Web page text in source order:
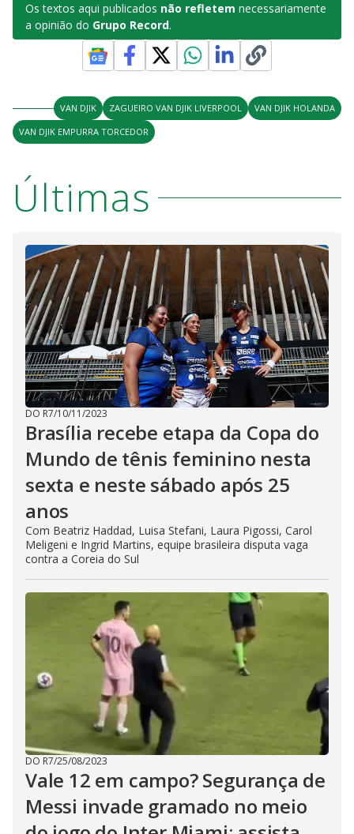
Os textos aqui publicados não refletem necessariamente
a opinião do Grupo Record.
VAN DJIK ZAGUEIRO VAN DJIK LIVERPOOL
VAN DJIK HOLANDA
VAN DJIK EMPURRA TORCEDOR
Últimas
DO R7/10/11/2023
Brasília recebe etapa da Copa do
Mundo de tênis feminino nesta
sexta e neste sábado após 25
anos
Com Beatriz Haddad, Luisa Stefani, Laura Pigossi, Carol
Meligeni e Ingrid Martins, equipe brasileira disputa vaga
contra a Coreia do Sul
DO R7/25/08/2023
Vale 12 em campo? Segurança de
Messi invade gramado no meio